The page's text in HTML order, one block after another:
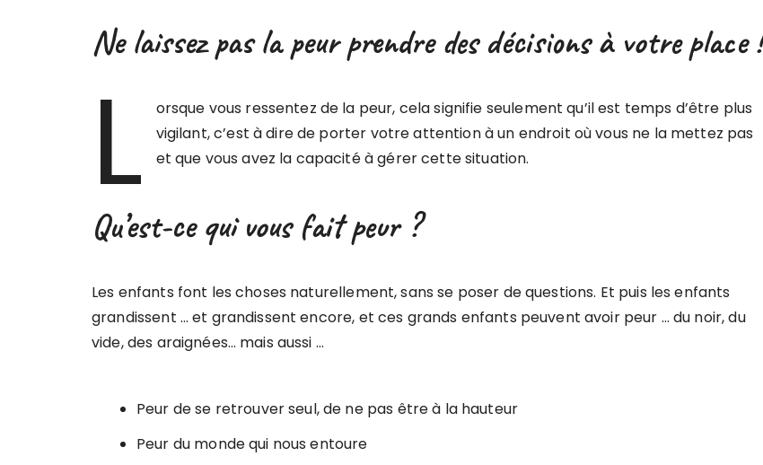
Ne laissez pas la peur prendre des décisions à votre place !
L
orsque vous ressentez de la peur, cela signifie seulement qu’il est temps d’être plus
vigilant, c’est à dire de porter votre attention à un endroit où vous ne la mettez pas
et que vous avez la capacité à gérer cette situation.
Qu’est-ce qui vous fait peur ?
Les enfants font les choses naturellement, sans se poser de questions. Et puis les enfants
grandissent … et grandissent encore, et ces grands enfants peuvent avoir peur … du noir, du
vide, des araignées… mais aussi …
Peur de se retrouver seul, de ne pas être à la hauteur
Peur du monde qui nous entoure